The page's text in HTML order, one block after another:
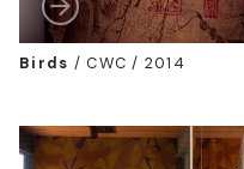
Birds /CWC / 2014